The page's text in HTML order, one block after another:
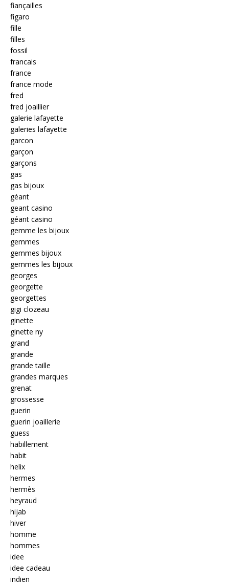
fiançailles
figaro
fille
filles
fossil
francais
france
france mode
fred
fred joaillier
galerie lafayette
galeries lafayette
garcon
garçon
garçons
gas
gas bijoux
géant
geant casino
géant casino
gemme les bijoux
gemmes
gemmes bijoux
gemmes les bijoux
georges
georgette
georgettes
gigi clozeau
ginette
ginette ny
grand
grande
grande taille
grandes marques
grenat
grossesse
guerin
guerin joaillerie
guess
habillement
habit
helix
hermes
hermès
heyraud
hijab
hiver
homme
hommes
idee
idee cadeau
indien